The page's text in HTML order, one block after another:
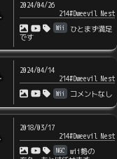
2024/04/26
214#Dweevil Nest
Wii
ひとまず満足
です
2024/04/14
214#Dweevil Nest
Wii コメントなし
.
2018/03/17
214#Dweevil Nest
NGC
wii勢の